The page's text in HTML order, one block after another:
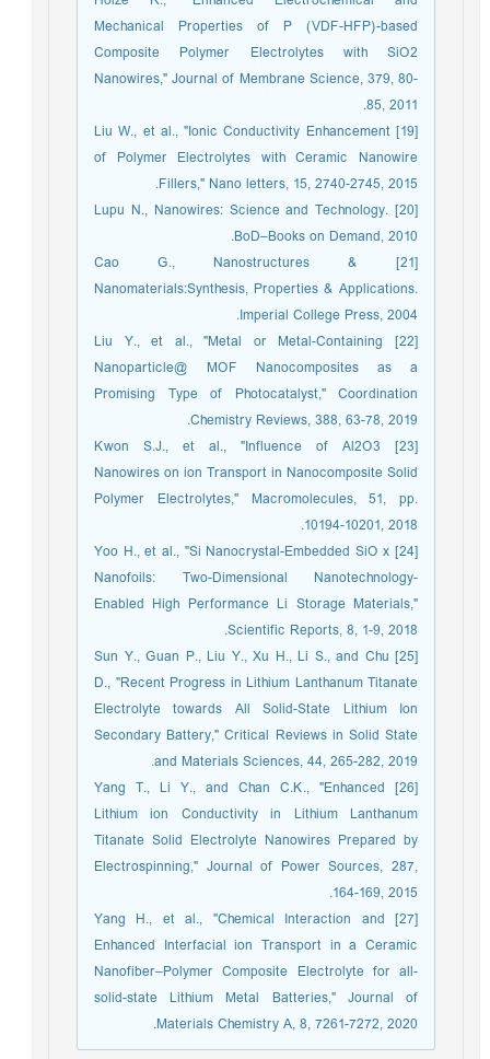
Mechanical Properties of P (VDF-HFP)-based
Composite Polymer Electrolytes with SiO2
Nanowires," Journal of Membrane Science, 379, 80-
85, 2011.
[19] Liu W., et al., "Ionic Conductivity Enhancement
of Polymer Electrolytes with Ceramic Nanowire
Fillers," Nano letters, 15, 2740-2745, 2015.
[20] Lupu N., Nanowires: Science and Technology.
BoD–Books on Demand, 2010.
[21] Cao G., Nanostructures &
Nanomaterials:Synthesis, Properties & Applications.
Imperial College Press, 2004.
[22] Liu Y., et al., "Metal or Metal-Containing
Nanoparticle@ MOF Nanocomposites as a
Promising Type of Photocatalyst," Coordination
Chemistry Reviews, 388, 63-78, 2019.
[23] Kwon S.J., et al., "Influence of Al2O3
Nanowires on ion Transport in Nanocomposite Solid
Polymer Electrolytes," Macromolecules, 51, pp.
10194-10201, 2018.
[24] Yoo H., et al., "Si Nanocrystal-Embedded SiO x
Nanofoils: Two-Dimensional Nanotechnology-
Enabled High Performance Li Storage Materials,"
Scientific Reports, 8, 1-9, 2018.
[25] Sun Y., Guan P., Liu Y., Xu H., Li S., and Chu
D., "Recent Progress in Lithium Lanthanum Titanate
Electrolyte towards All Solid-State Lithium Ion
Secondary Battery," Critical Reviews in Solid State
and Materials Sciences, 44, 265-282, 2019.
[26] Yang T., Li Y., and Chan C.K., "Enhanced
Lithium ion Conductivity in Lithium Lanthanum
Titanate Solid Electrolyte Nanowires Prepared by
Electrospinning," Journal of Power Sources, 287,
164-169, 2015.
[27] Yang H., et al., "Chemical Interaction and
Enhanced Interfacial ion Transport in a Ceramic
Nanofiber–Polymer Composite Electrolyte for all-
solid-state Lithium Metal Batteries," Journal of
Materials Chemistry A, 8, 7261-7272, 2020.